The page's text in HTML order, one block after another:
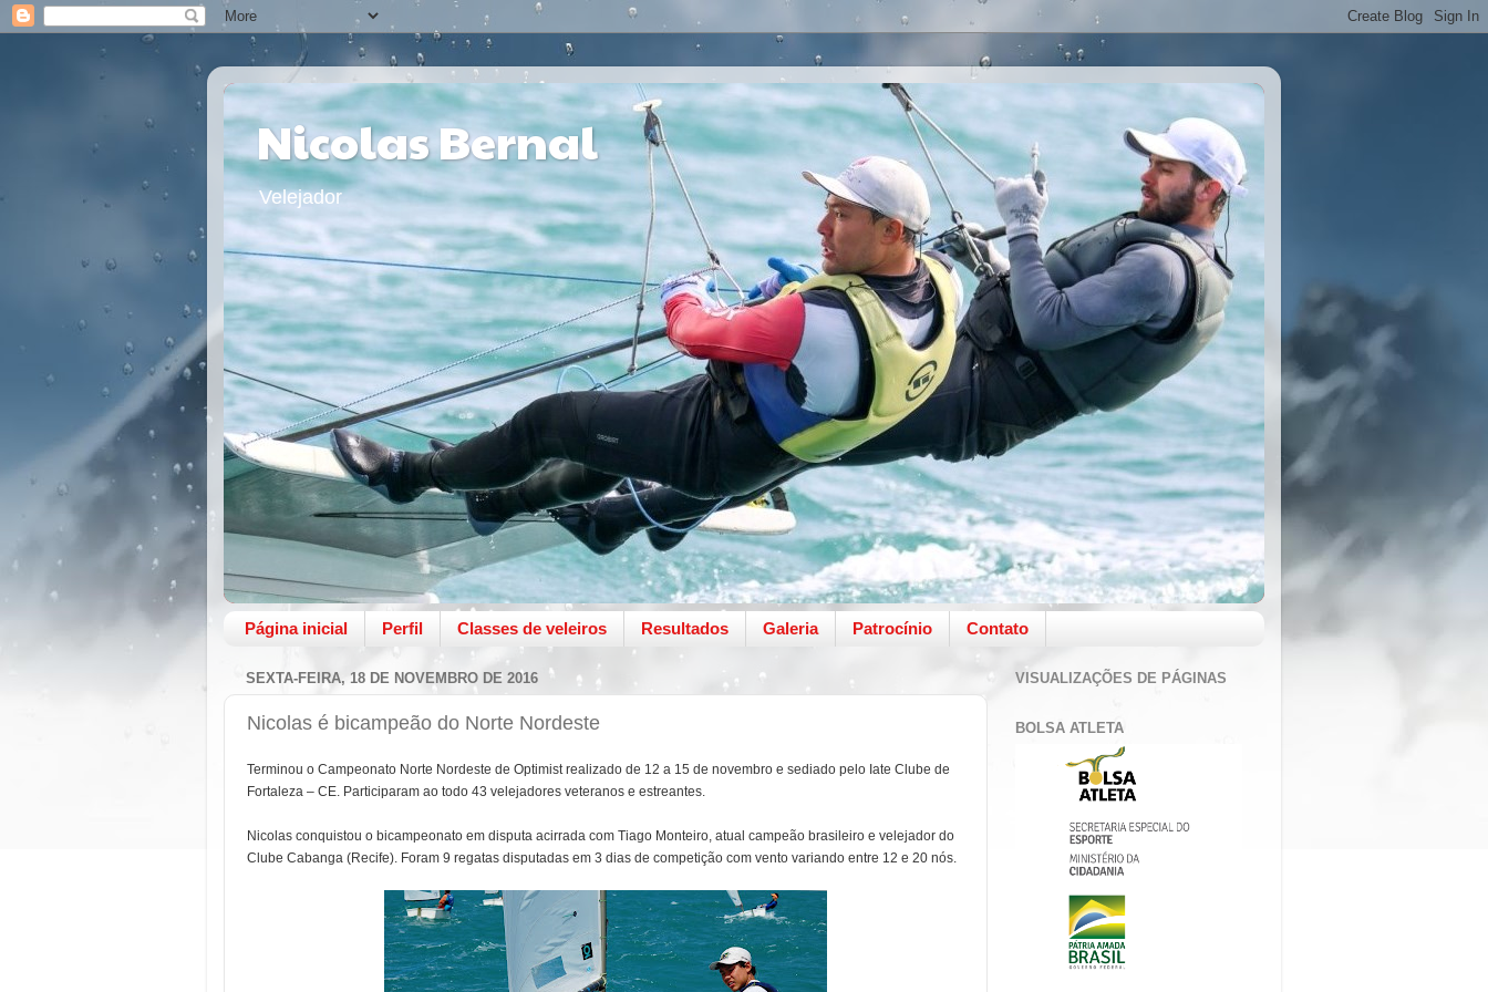
Nicolas Bernal
Velejador
Página inicial Perfil Classes de veleiros Resultados Galeria Patrocínio Contato
SEXTA-FEIRA, 18 DE NOVEMBRO DE 2016
Nicolas é bicampeão do Norte Nordeste
Terminou o Campeonato Norte Nordeste de Optimist realizado de 12 a 15 de novembro e sediado pelo Iate Clube de
Fortaleza – CE. Participaram ao todo 43 velejadores veteranos e estreantes.
Nicolas conquistou o bicampeonato em disputa acirrada com Tiago Monteiro, atual campeão brasileiro e velejador do
Clube Cabanga (Recife). Foram 9 regatas disputadas em 3 dias de competição com vento variando entre 12 e 20 nós.
VISUALIZAÇÕES DE PÁGINAS
BOLSA ATLETA